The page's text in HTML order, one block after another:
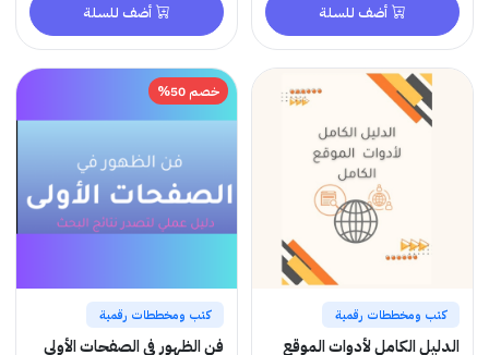
أضف للسلة أضف للسلة
ومخططات رقمية
الكامل لأدوات الموقع
خصم 50%
كتب ومخططات رقمية
فن الظهور في الصفحات الأولى